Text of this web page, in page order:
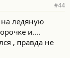
#44
на ледяную
и....
, правда не